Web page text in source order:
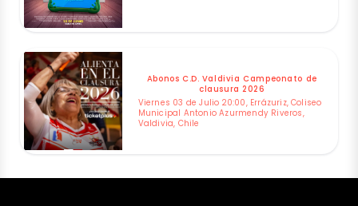
Abonos C.D. Valdivia Campeonato de
clausura 2026
Viernes 03 de Julio 20:00, Errázuriz, Coliseo
Municipal Antonio Azurmendy Riveros,
Valdivia, Chile